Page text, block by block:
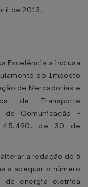
de 2013.
Excelência a inclusa
do Imposto
de Mercadorias e
de Transporte
de Comunicação -
45.490, de 30 de
a redação do §
a adequar o número
de energia eletrica